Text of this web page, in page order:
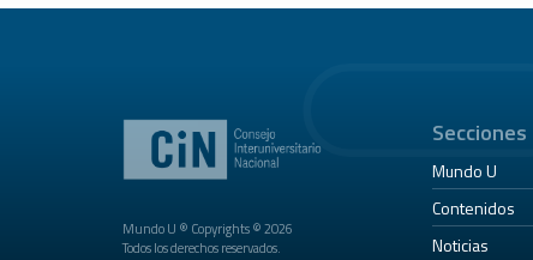
Mundo U ® Copyrights © 2026
Todos los derechos reservados.
Secciones
Mundo U
Contenidos
Noticias